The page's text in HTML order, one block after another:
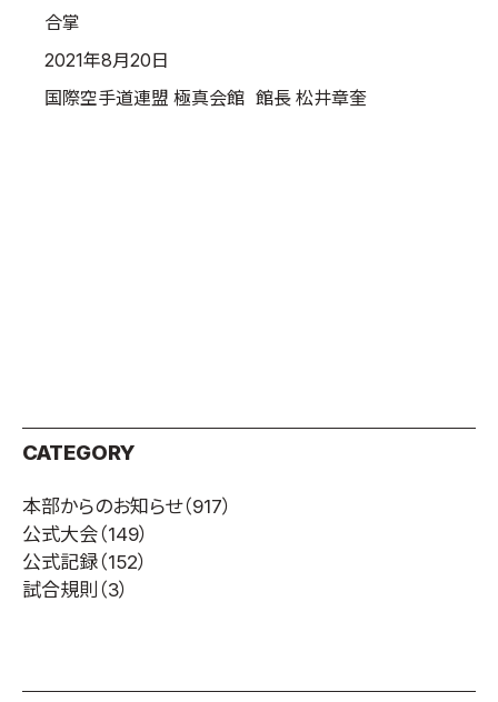
合掌
2021年8月20日
国際空手道連盟 極真会館 館長 松井章奎
CATEGORY
本部からのお知らせ（917）
公式大会（149）
公式記録（152）
試合規則 （3）